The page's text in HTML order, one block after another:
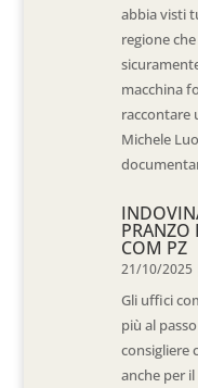
abbia visti
regione
macchina
raccontare
Michele
PRANZO
COM PZ
21/10/2025
Gli uffici
più al
consigliere
anche per